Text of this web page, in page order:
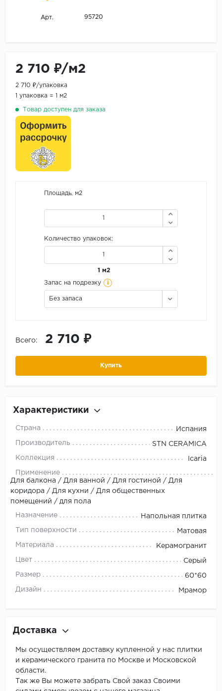
Арт. 95720
2 710 ₽/м2
2 710 ₽/упаковка
1 упаковка = 1 м2
Товар доступен для заказа
Площадь, м2
Количество упаковок:
1 м2
Запас на подрезку i
Без запаса
Всего: 2 710 ₽
Купить
Характеристики
Страна Испания
Производитель STN CERAMICA
Коллекция Icaria
Применение
Для балкона / Для ванной / Для гостиной / Для
коридора / Для кухни / Для общественных
помещений / для пола
Назначение Напольная плитка
Тип поверхности Матовая
Материала Керамогранит
Цвет Серый
Размер 60*60
Дизайн Мрамор
Доставка
Мы осуществляем доставку купленной у нас плитки
и керамического гранита по Москве и Московской
области.
Так же Вы можете забрать Свой заказ Своими